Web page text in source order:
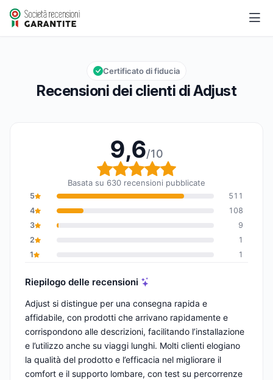
Adjust
Valutazione globale: 9,6 su 10
9,6/10
Recensioni dei clienti di Adjust
Certificato di fiducia
9,6/10
Valutazione globale:
Basata su 630 recensioni pubblicate
5
511
4
108
3
9
2
1
1
1
Riepilogo delle recensioni
Adjust si distingue per una consegna rapida e
affidabile, con prodotti che arrivano rapidamente e
corrispondono alle descrizioni, facilitando l’installazione
e l’utilizzo anche su viaggi lunghi. Molti clienti elogiano
la qualità del prodotto e l’efficacia nel migliorare il
comfort e il supporto lombare, con test su percorrenze